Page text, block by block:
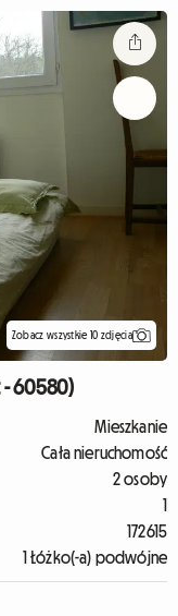
Zobacz wszystkie 10 zdjęcia
- 60580)
Mieszkanie
Cała nieruchomość
2 osoby
1
172615
1 Łóżko(-a) podwójne